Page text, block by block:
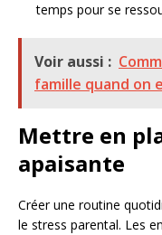
temps pour se
Voir aussi :
famille quand on
Mettre en
apaisante
Créer une routine
le stress parental. Les